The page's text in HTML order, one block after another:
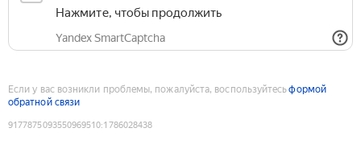
Нажмите, чтобы продолжить
Yandex SmartCaptcha
Если у вас возникли проблемы, пожалуйста, воспользуйтесьформой
обратной связи
9177875093550969510:1786028438